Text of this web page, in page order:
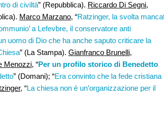
di civiltà” (Repubblica). Riccardo Di Segni,
Marco Marzano, “Ratzinger, la svolta
a Lefevbre, il conservatore anti
uomo di Dio che ha anche saputo criticare la
” (La Stampa). Gianfranco Brunelli,
Menozzi, “Per un profilo storico di Benedetto
” (Domani); “Era convinto che la fede cristiana
, “La chiesa non è un’organizzazione per il